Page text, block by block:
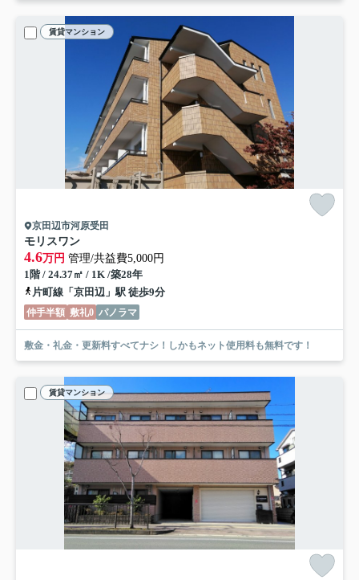
賃貸マンション
京田辺市河原受田
モリスワン
4.6万円 管理/共益費5,000円
1階 / 24.37㎡ / 1K /築28年
片町線「京田辺」駅 徒歩9分
仲手半額 敷礼0 パノラマ
敷金・礼金・更新料すべてナシ！しかもネット使用料も無料です！
賃貸マンション